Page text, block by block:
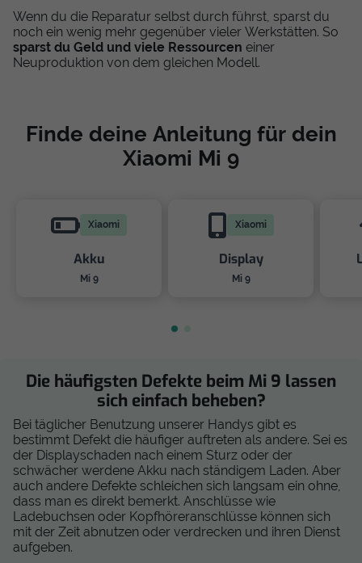
Wenn du die Reparatur selbst durch führst, sparst du
noch ein wenig mehr gegenüber vieler Werkstätten. So
sparst du Geld und viele Ressourcen einer
Neuproduktion von dem gleichen Modell.
Finde deine Anleitung für dein
Xiaomi Mi 9
Xiaomi
Akku
Mi 9
Xiaomi
Display
Mi 9
Die häufigsten Defekte beim Mi 9 lassen
sich einfach beheben?
Bei täglicher Benutzung unserer Handys gibt es
bestimmt Defekt die häufiger auftreten als andere. Sei es
der Displayschaden nach einem Sturz oder der
schwächer werdene Akku nach ständigem Laden. Aber
auch andere Defekte schleichen sich langsam ein ohne,
dass man es direkt bemerkt. Anschlüsse wie
Ladebuchsen oder Kopfhöreranschlüsse können sich
mit der Zeit abnutzen oder verdrecken und ihren Dienst
aufgeben.